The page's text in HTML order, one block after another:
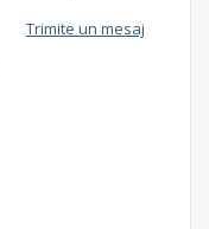
Trimite un mesaj